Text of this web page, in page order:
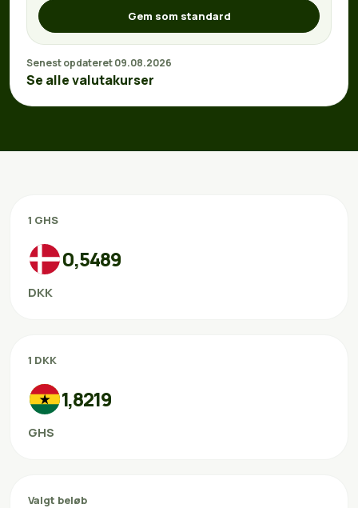
Gem som standard
Senest opdateret 09.08.2026
Se alle valutakurser
1 GHS
0,5489
DKK
1 DKK
1,8219
GHS
Valgt beløb